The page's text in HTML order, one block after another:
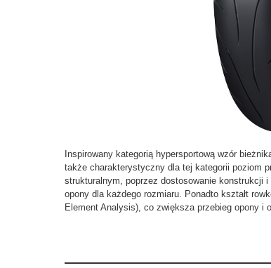
Inspirowany kategorią hypersportową wzór
także charakterystyczny dla tej kategorii poziom
strukturalnym, poprzez dostosowanie konstrukcji
opony dla każdego rozmiaru. Ponadto kształt
Element Analysis), co zwiększa przebieg opony i